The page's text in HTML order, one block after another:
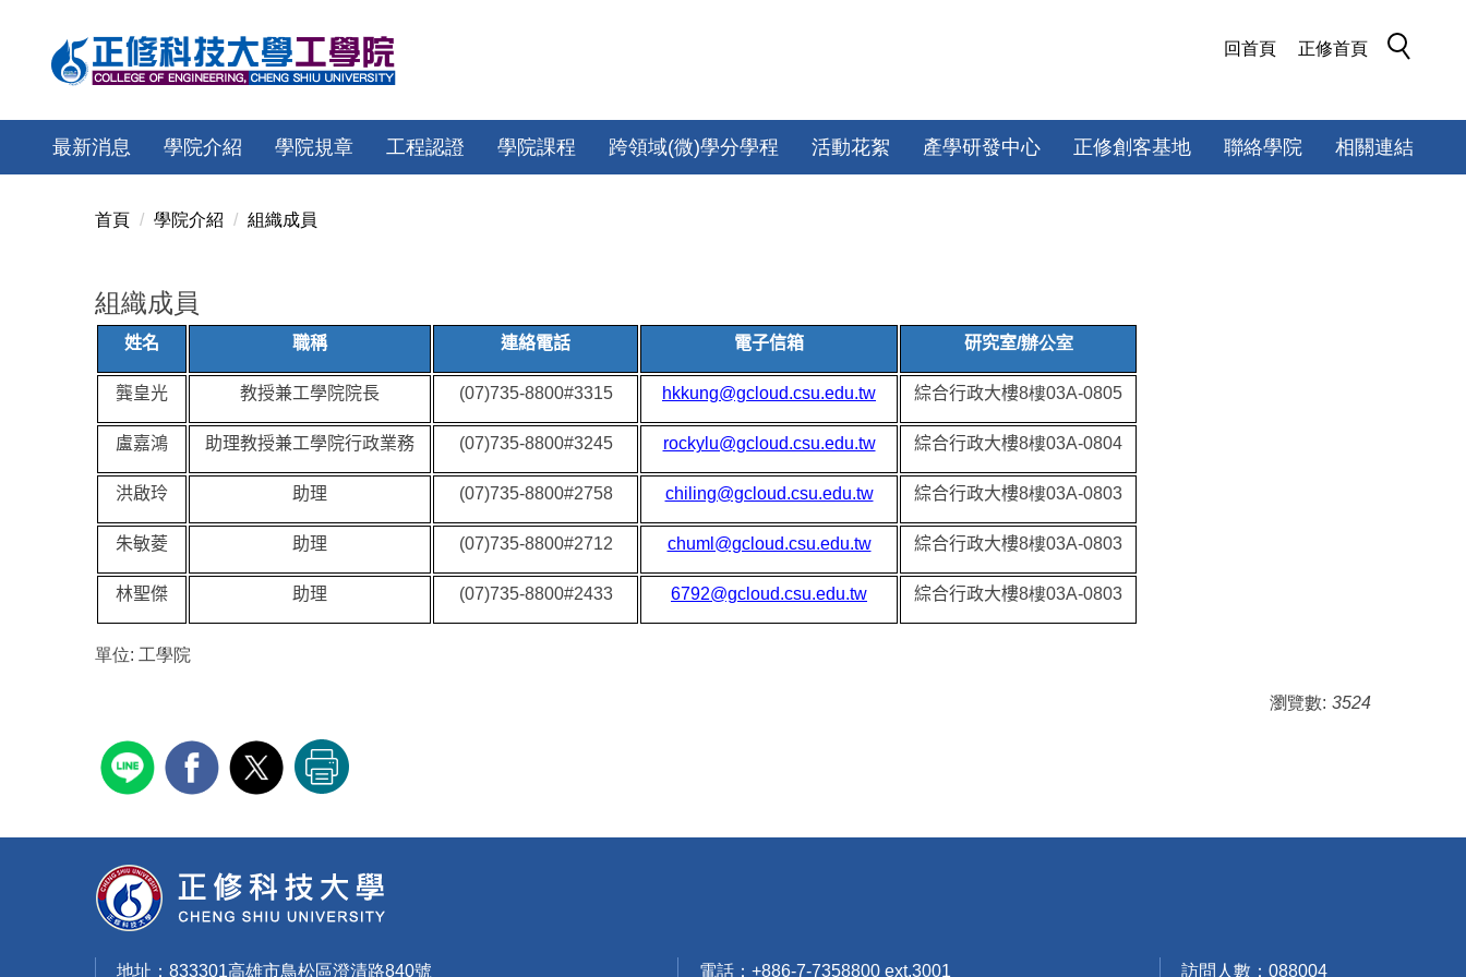
內
區
回首頁 正修首頁
最新消息 學院介紹 學院規章 工程認證 學院課程 跨領域(微)學分學程 活動花絮 產學研發中心 正修創客基地 聯絡學院 相關連結
首頁 學院介紹 組織成員
組織成員
姓名 職稱 連絡電話 電子信箱 研究室/辦公室
龔皇光 教授兼工學院院長 (07)735-8800#3315 hkkung@gcloud.csu.edu.tw 綜合行政大樓8樓03A-0805
盧嘉鴻 助理教授兼工學院行政業務 (07)735-8800#3245 rockylu@gcloud.csu.edu.tw 綜合行政大樓8樓03A-0804
洪啟玲 助理 (07)735-8800#2758 chiling@gcloud.csu.edu.tw 綜合行政大樓8樓03A-0803
朱敏菱 助理 (07)735-8800#2712 chuml@gcloud.csu.edu.tw 綜合行政大樓8樓03A-0803
林聖傑 助理 (07)735-8800#2433 6792@gcloud.csu.edu.tw 綜合行政大樓8樓03A-0803
單位: 工學院
瀏覽數: 3524
地址：833301高雄市鳥松區澄清路840號 電話：+886-7-7358800 ext.3001 訪問人數： 088004